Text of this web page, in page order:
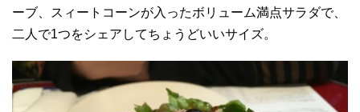
ーブ、スィートコーンが入ったボリューム満点サラダで、
二人で1つをシェアしてちょうどいいサイズ。